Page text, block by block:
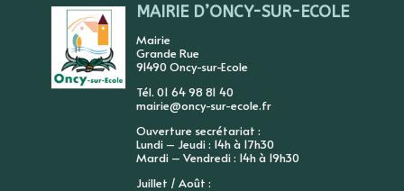
MAIRIE D’ONCY-SUR-ECOLE
Mairie
Grande Rue
91490 Oncy-sur-Ecole
Tél. 01 64 98 81 40
mairie@oncy-sur-ecole.fr
Ouverture secrétariat :
Lundi – Jeudi : 14h à 17h30
Mardi – Vendredi : 14h à 19h30
Juillet / Août :